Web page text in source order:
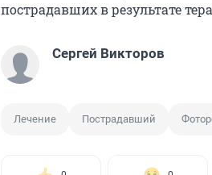
пострадавших в результате
Сергей Викторов
Лечение Пострадавший